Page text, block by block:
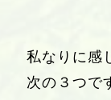
私なりに感
次の３つで